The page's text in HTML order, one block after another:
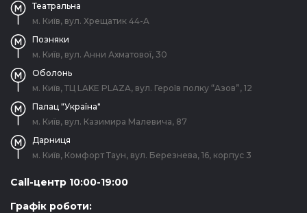
Театральна
м. Київ, вул. Хрещатик 44-A
Позняки
м. Київ, вул. Анни Ахматової, 30
Оболонь
м. Київ, ТЦ LAKE PLAZA, вул. Героїв полку “Азов”, 12
Палац "Україна"
м. Київ, вул. Казимира Малевича, 87
Дарниця
м. Київ, Комфорт Таун, вул. Березнева, 16, корпус 3
Call-центр 10:00-19:00
Графік роботи: